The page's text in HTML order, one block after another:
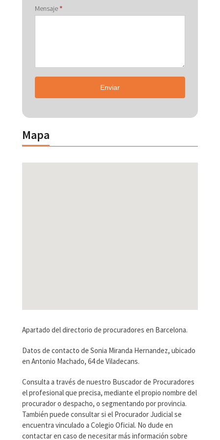
Mensaje*
Enviar
Mapa
Apartado del directorio de procuradores en Barcelona.
Datos de contacto de Sonia Miranda Hernandez, ubicado
en Antonio Machado, 64 de Viladecans.
Consulta a través de nuestro Buscador de Procuradores
el profesional que precisa, mediante el propio nombre del
procurador o despacho, o segmentando por provincia.
También puede consultar si el Procurador Judicial se
encuentra vinculado a Colegio Oficial. No dude en
contactar en caso de necesitar más información sobre